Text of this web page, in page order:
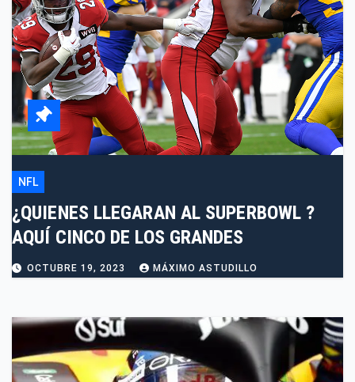
NFL
¿QUIENES LLEGARAN AL SUPERBOWL ?
AQUÍ CINCO DE LOS GRANDES
OCTUBRE 19, 2023 MÁXIMO ASTUDILLO